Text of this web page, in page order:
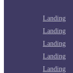
Landing
Landing
Landing
Landing
Landing